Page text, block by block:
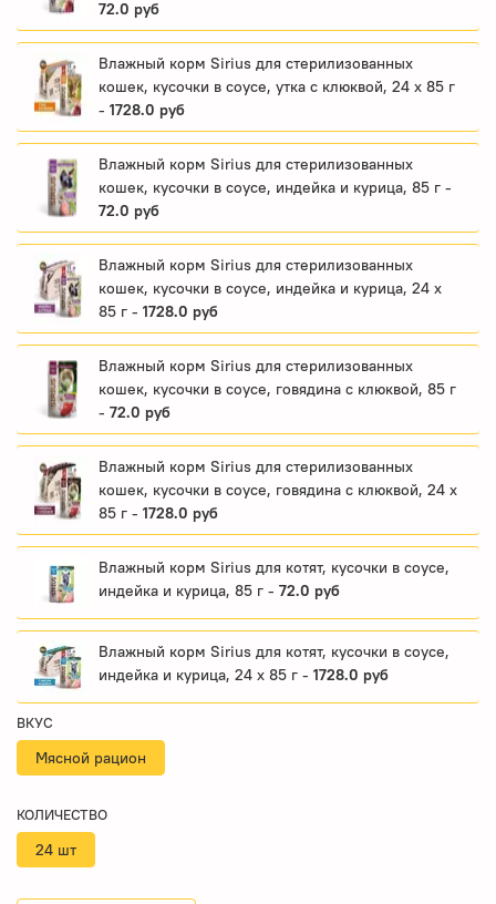
72.0 руб
Влажный корм Sirius для стерилизованных
кошек, кусочки в соусе, утка с клюквой, 24 x 85 г
- 1728.0 руб
Влажный корм Sirius для стерилизованных
кошек, кусочки в соусе, индейка и курица, 85 г -
72.0 руб
Влажный корм Sirius для стерилизованных
кошек, кусочки в соусе, индейка и курица, 24 x
85 г - 1728.0 руб
Влажный корм Sirius для стерилизованных
кошек, кусочки в соусе, говядина с клюквой, 85 г
- 72.0 руб
Влажный корм Sirius для стерилизованных
кошек, кусочки в соусе, говядина с клюквой, 24 x
85 г - 1728.0 руб
Влажный корм Sirius для котят, кусочки в соусе,
индейка и курица, 85 г - 72.0 руб
Влажный корм Sirius для котят, кусочки в соусе,
индейка и курица, 24 x 85 г - 1728.0 руб
ВКУС
Мясной рацион
КОЛИЧЕСТВО
24 шт